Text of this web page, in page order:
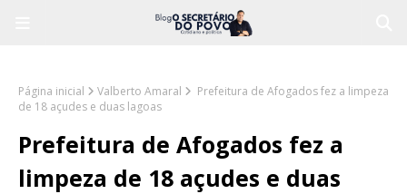
Página inicial Valberto Amaral
Prefeitura de Afogados fez a limpeza
de 18 açudes e duas lagoas
Prefeitura de Afogados fez a
limpeza de 18 açudes e duas